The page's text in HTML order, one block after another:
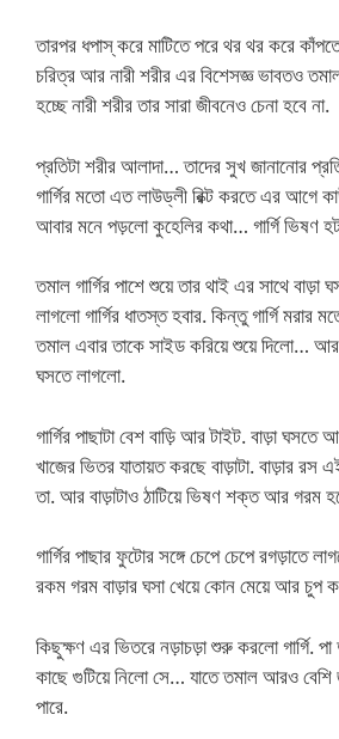
তারপর ধপাস্ করে মাটিতে পরে থর থর করে কাঁপতে
চরিত্র আর নারী শরীর এর বিশেসজ্ঞ ভাবতও
হচ্ছে নারী শরীর তার সারা জীবনেও চেনা হবে না.
প্রতিটা শরীর আলাদা… তাদের সুখ জানানোর
গার্গির মতো এত লাউড্লী রিক্ট করতে এর আগে
আবার মনে পড়লো কুহেলির কথা… গার্গি ভিষণ
তমাল গার্গির পাশে শুয়ে তার থাই এর সাথে
লাগলো গার্গির ধাতস্ত হবার. কিন্তু গার্গি
তমাল এবার তাকে সাইড করিয়ে শুয়ে দিলো… আর
ঘসতে লাগলো.
গার্গির পাছাটা বেশ বাড়ি আর টাইট. বাড়া ঘসতে
খাজের ভিতর যাতায়ত করছে বাড়াটা. বাড়ার রস
তা. আর বাড়াটাও ঠাটিয়ে ভিষণ শক্ত আর গরম
গার্গির পাছার ফুটোর সঙ্গে চেপে চেপে রগড়াতে
রকম গরম বাড়ার ঘসা খেয়ে কোন মেয়ে আর চুপ
কিছুক্ষণ এর ভিতরে নড়াচড়া শুরু করলো গার্গি.
কাছে গুটিয়ে নিলো সে… যাতে তমাল আরও বেশি
পারে.